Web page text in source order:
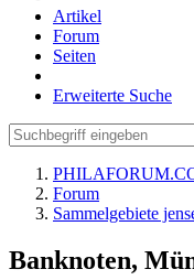
Artikel
Forum
Seiten
Erweiterte Suche
Forum
Sammelgebiete
Banknoten,